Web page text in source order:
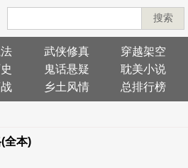
搜索
武侠修真
穿越架空
鬼话悬疑
耽美小说
乡土风情 总排行榜
全本)